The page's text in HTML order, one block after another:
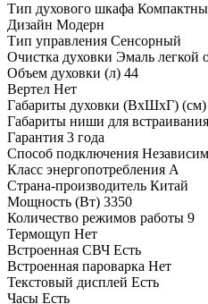
Тип духового шкафа
Дизайн Модерн
Тип управления Сенсорный
Очистка духовки Эмаль легкой
Объем духовки (л) 44
Вертел Нет
Габариты духовки (ВхШхГ) (см)
Габариты ниши для
Гарантия 3 года
Способ подключения
Класс энергопотребления A
Страна-производитель Китай
Мощность (Вт) 3350
Количество режимов работы 9
Термощуп Нет
Встроенная СВЧ Есть
Встроенная пароварка Нет
Текстовый дисплей Есть
Часы Есть